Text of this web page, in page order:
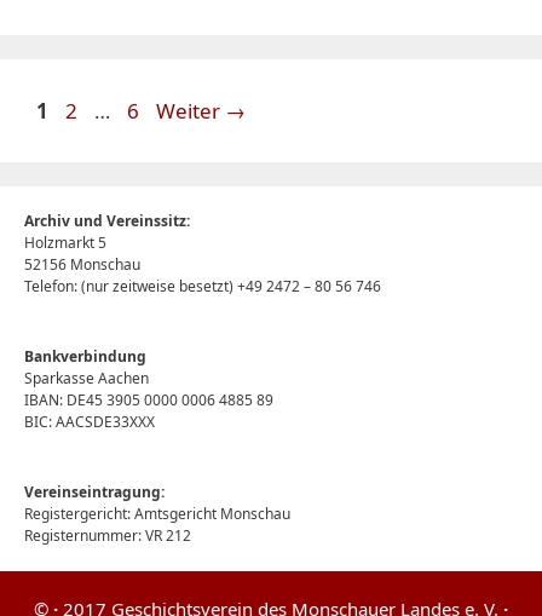
Seite
1 Seite
2 … Seite
6 Weiter →
Archiv und Vereinssitz:
Holzmarkt 5
52156 Monschau
Telefon: (nur zeitweise besetzt) +49 2472 – 80 56 746
Bankverbindung
Sparkasse Aachen
IBAN: DE45 3905 0000 0006 4885 89
BIC: AACSDE33XXX
Vereinseintragung:
Registergericht: Amtsgericht Monschau
Registernummer: VR 212
© · 2017 Geschichtsverein des Monschauer Landes e. V. ·